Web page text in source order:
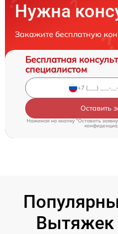
Нужна
Закажите бесплатную
Бесплатная
специалистом
Оставить
Нажимая на кнопку "Оставить
Вытяжек